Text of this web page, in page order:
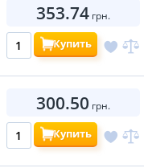
353.74 грн.
Купить
300.50 грн.
Купить